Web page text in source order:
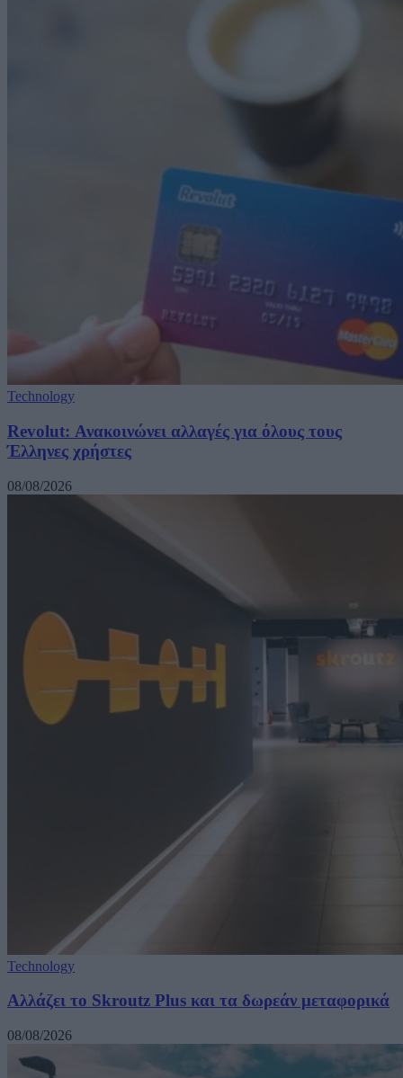
Technology
Revolut: Ανακοινώνει αλλαγές για όλους τους
Έλληνες χρήστες
08/08/2026
Technology
Αλλάζει το Skroutz Plus και τα δωρεάν μεταφορικά
08/08/2026